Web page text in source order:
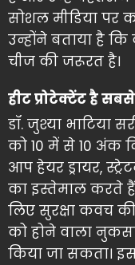
सोशल मीडिया पर
उन्होंने बताया है
चीज की जरूरत है।
हीट प्रोटेक्टेंट है
डॉ. जुश्या भाटिया
को 10 में से 10 अंक
आप हेयर ड्रायर,
का इस्तेमाल करते
लिए सुरक्षा कवच
को होने वाला
किया जा सकता।